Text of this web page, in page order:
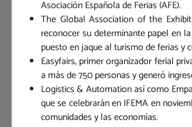
Asociación Española de Ferias (AFE).
The Global Association of the
reconocer su determinante papel en
puesto en jaque al turismo de ferias y
Easyfairs, primer organizador ferial
a más de 750 personas y generó
Logistics & Automation así como
que se celebrarán en IFEMA en
comunidades y las economías.